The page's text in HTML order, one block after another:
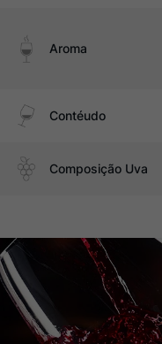
Aroma
Contéudo
Composição Uva